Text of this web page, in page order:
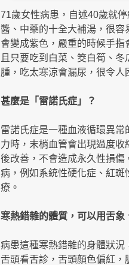
71歲女性病患，自述40歲就
醬、中藥的十全大補湯，很容
會變成紫色，嚴重的時候手
且只要吃到白菜、筊白筍、
腫，吃太寒涼會漏尿，很令人
甚麼是「雷諾氏症」？
雷諾氏症是一種血液循環異
力時，末梢血管會出現過度
後改善，不會造成永久性損
病，例如系統性硬化症、紅
療。
寒熱錯雜的體質，可以用舌象
病患這種寒熱錯雜的身體狀
舌頭看舌診，舌頭顏色偏紅